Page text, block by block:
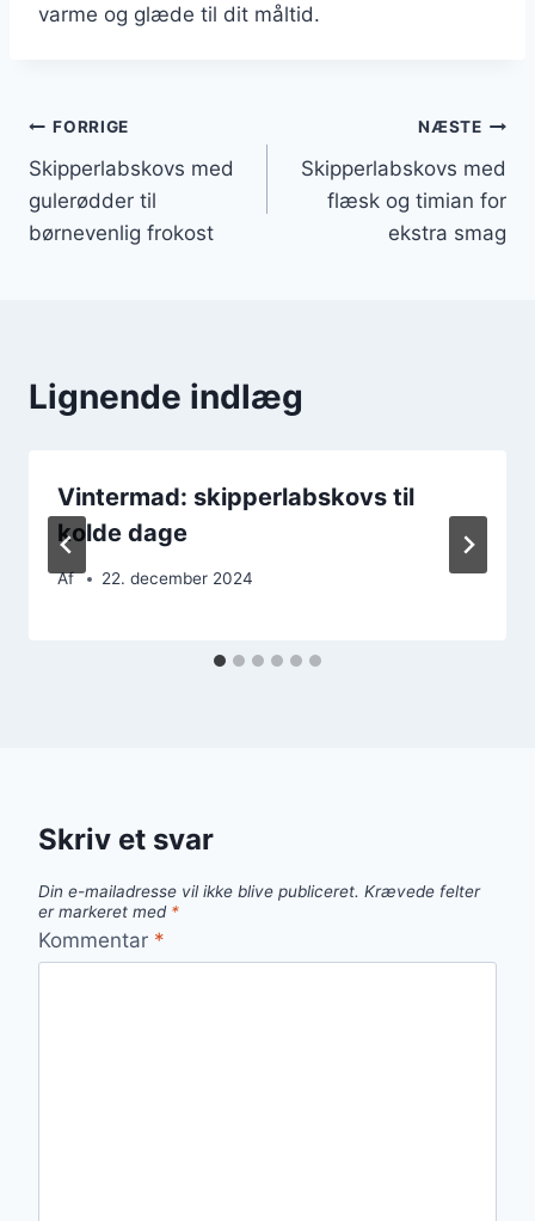
varme og glæde til dit måltid.
Indlægsnavigation
FORRIGE
Skipperlabskovs med
gulerødder til
børnevenlig frokost
NÆSTE
Skipperlabskovs med
flæsk og timian for
ekstra smag
Lignende indlæg
Vintermad: skipperlabskovs til
kolde dage
Af 22. december 2024
Skriv et svar
Din e-mailadresse vil ikke blive publiceret. Krævede felter
er markeret med *
Kommentar *